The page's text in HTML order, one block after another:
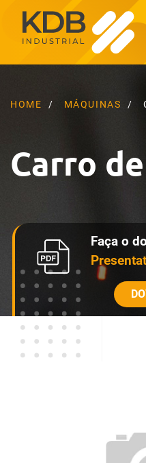
HOME MÁQUINAS
Carro
Faça o